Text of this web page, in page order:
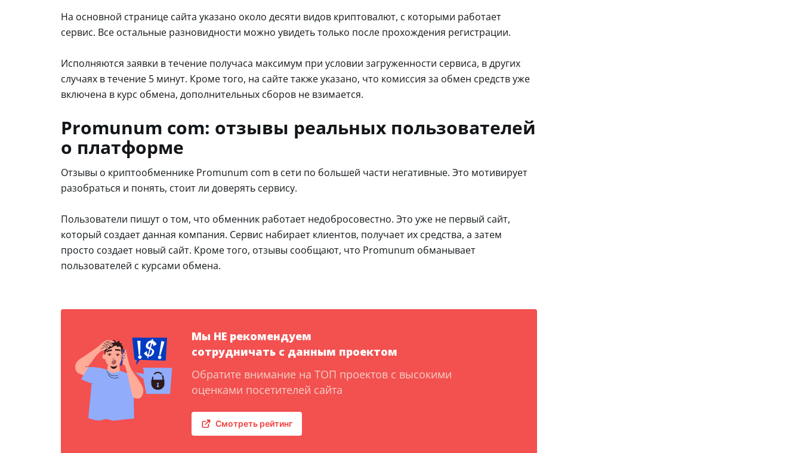
На основной странице сайта указано около десяти видов криптовалют, с которыми работает
сервис. Все остальные разновидности можно увидеть только после прохождения регистрации.
Исполняются заявки в течение получаса максимум при условии загруженности сервиса, в других
случаях в течение 5 минут. Кроме того, на сайте также указано, что комиссия за обмен средств уже
включена в курс обмена, дополнительных сборов не взимается.
Promunum com: отзывы реальных пользователей
о платформе
Отзывы о криптообменнике Promunum com в сети по большей части негативные. Это мотивирует
разобраться и понять, стоит ли доверять сервису.
Пользователи пишут о том, что обменник работает недобросовестно. Это уже не первый сайт,
который создает данная компания. Сервис набирает клиентов, получает их средства, а затем
просто создает новый сайт. Кроме того, отзывы сообщают, что Promunum обманывает
пользователей с курсами обмена.
Мы НЕ рекомендуем
сотрудничать с данным проектом
Обратите внимание на ТОП проектов с высокими
оценками посетителей сайта
Смотреть рейтинг